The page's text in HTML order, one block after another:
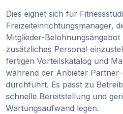
Dies eignet sich für
Freizeiteinrichtungsmanager,
Mitglieder-
zusätzliches Personal
fertigen Vorteilskatalog und
während der Anbieter
durchführt. Es passt zu
schnelle Bereitstellung und
Wartungsaufwand legen.